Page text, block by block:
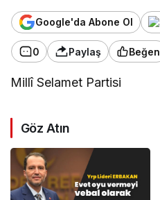
Google'da Abone Ol
0 Paylaş Beğen
Millî Selamet Partisi
Göz Atın